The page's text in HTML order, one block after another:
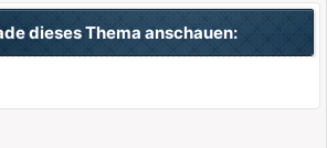
dieses Thema anschauen: